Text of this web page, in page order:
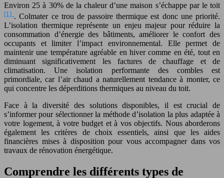
Environ 25 à 30% de la chaleur d’une maison s’échappe par le toit
[1] . Colmater ce trou de passoire thermique est donc une priorité.
L’isolation thermique représente un enjeu majeur pour réduire la
consommation d’énergie des bâtiments, améliorer le confort des
occupants et limiter l’impact environnemental. Elle permet de
maintenir une température agréable en hiver comme en été, tout en
diminuant significativement les factures de chauffage et de
climatisation. Une isolation performante des combles est
primordiale, car l’air chaud a naturellement tendance à monter, ce
qui concentre les déperditions thermiques au niveau du toit.
Face à la diversité des solutions disponibles, il est crucial de
s’informer pour sélectionner la méthode d’isolation la plus adaptée à
votre logement, à votre budget et à vos objectifs. Nous aborderons
également les critères de choix essentiels, ainsi que les aides
financières mises à disposition pour vous accompagner dans vos
travaux de rénovation énergétique.
Comprendre les différents types de